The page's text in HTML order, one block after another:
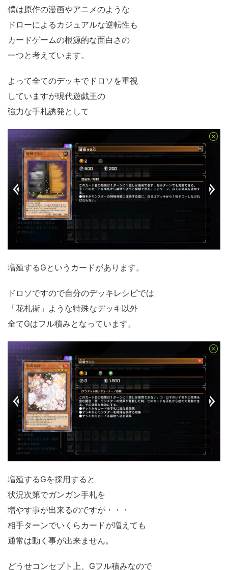
僕は原作の漫画やアニメのような
ドローによるカジュアルな逆転性も
カードゲームの根源的な面白さの
一つと考えています。
よって全てのデッキでドロソを重視
していますが現代遊戯王の
強力な手札誘発として
増殖するGというカードがあります。
ドロソですので自分のデッキレシピでは
「花札衛」ような特殊なデッキ以外
全てGはフル積みとなっています。
増殖するGを採用すると
状況次第でガンガン手札を
増やす事が出来るのですが・・・
相手ターンでいくらカードが増えても
通常は動く事が出来ません。
どうせコンセプト上、Gフル積みなので